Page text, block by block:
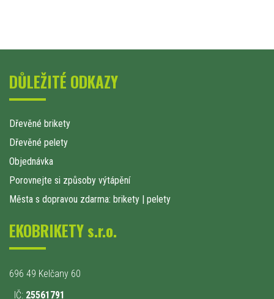
DŮLEŽITÉ ODKAZY
Dřevěné brikety
Dřevěné pelety
Objednávka
Porovnejte si způsoby výtápění
Města s dopravou zdarma: brikety | pelety
EKOBRIKETY s.r.o.
696 49 Kelčany 60
IČ: 25561791